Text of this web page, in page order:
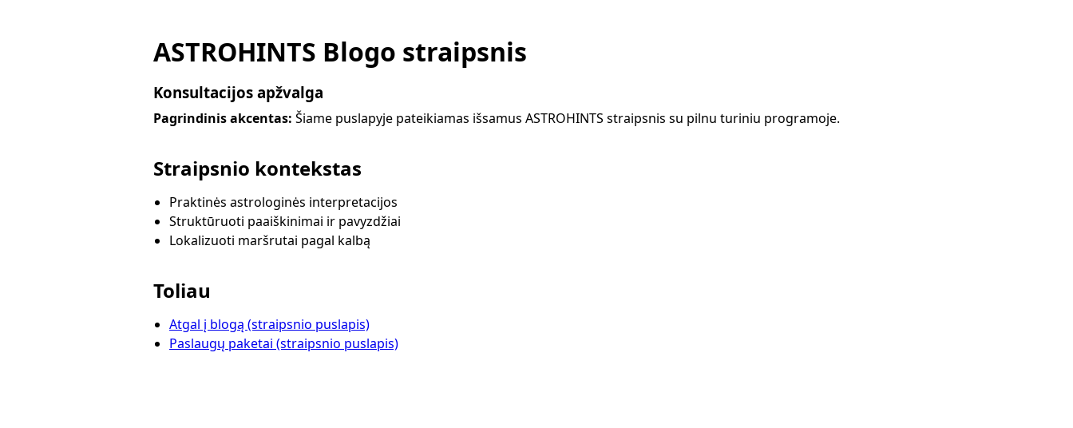
ASTROHINTS Blogo straipsnis
Konsultacijos apžvalga
Pagrindinis akcentas: Šiame puslapyje pateikiamas išsamus ASTROHINTS straipsnis su pilnu turiniu programoje.
Straipsnio kontekstas
Praktinės astrologinės interpretacijos
Struktūruoti paaiškinimai ir pavyzdžiai
Lokalizuoti maršrutai pagal kalbą
Toliau
Atgal į blogą (straipsnio puslapis)
Paslaugų paketai (straipsnio puslapis)